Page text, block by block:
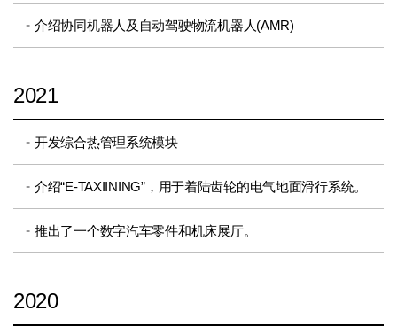
介绍协同机器人及自动驾驶物流机器人(AMR)
2021
开发综合热管理系统模块
介绍“E-TAXIINING”，用于着陆齿轮的电气地面滑行系统。
推出了一个数字汽车零件和机床展厅。
2020